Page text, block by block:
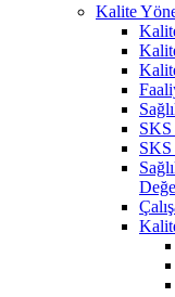
Kalite
SKS